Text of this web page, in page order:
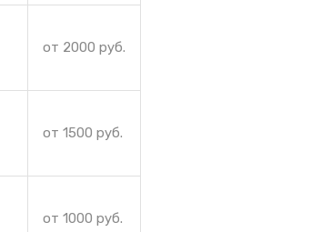
от 2000 руб.
от 1500 руб.
от 1000 руб.